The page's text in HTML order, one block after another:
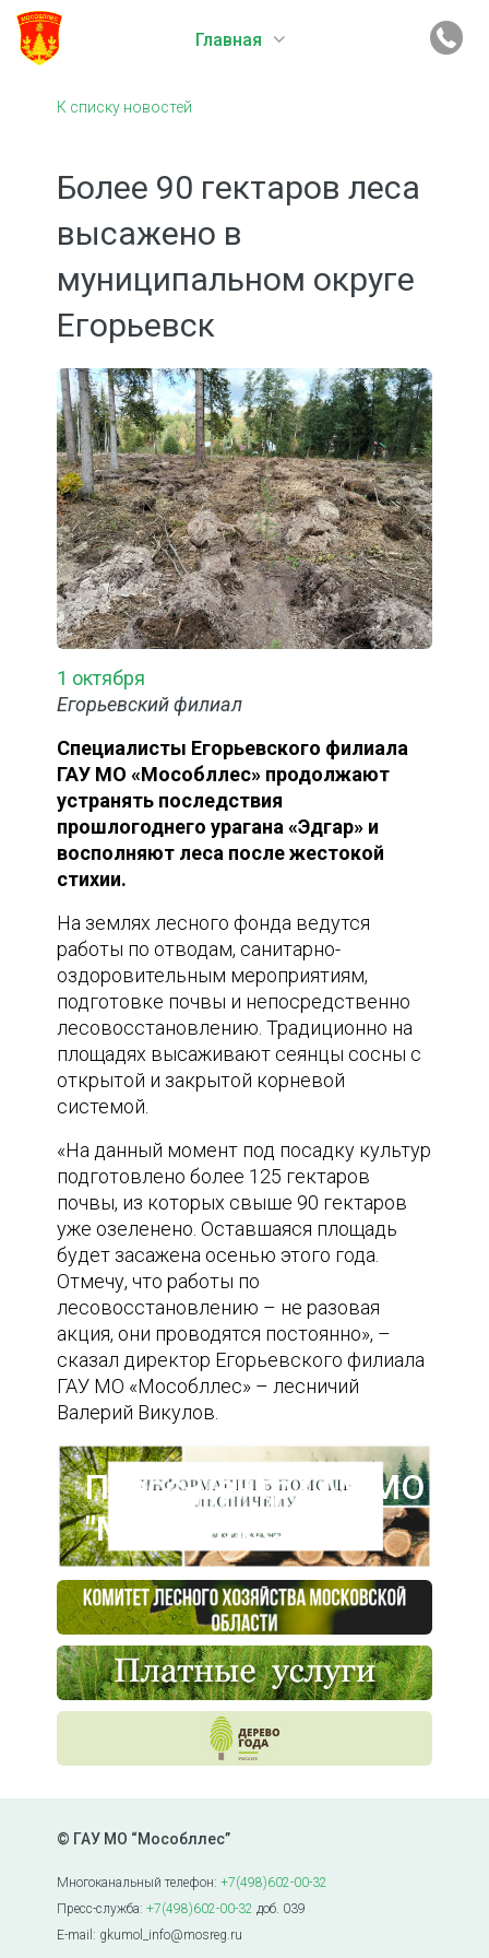
Главная
К списку новостей
Более 90 гектаров леса
высажено в
муниципальном округе
Егорьевск
1 октября
Егорьевский филиал
Специалисты Егорьевского филиала
ГАУ МО «Мособллес» продолжают
устранять последствия
прошлогоднего урагана «Эдгар» и
восполняют леса после жестокой
стихии.
На землях лесного фонда ведутся
работы по отводам, санитарно-
оздоровительным мероприятиям,
подготовке почвы и непосредственно
лесовосстановлению. Традиционно на
площадях высаживают сеянцы сосны с
открытой и закрытой корневой
системой.
«На данный момент под посадку культур
подготовлено более 125 гектаров
почвы, из которых свыше 90 гектаров
уже озеленено. Оставшаяся площадь
будет засажена осенью этого года.
Отмечу, что работы по
лесовосстановлению – не разовая
акция, они проводятся постоянно», –
сказал директор Егорьевского филиала
ГАУ МО «Мособллес» – лесничий
Валерий Викулов.
Пресс-центр ГАУ МО
"Мособллес"
© ГАУ МО “Мособллес”
Многоканальный телефон:+7(498)602-00-32
Пресс-служба:+7(498)602-00-32 доб. 039
E-mail: gkumol_info@mosreg.ru